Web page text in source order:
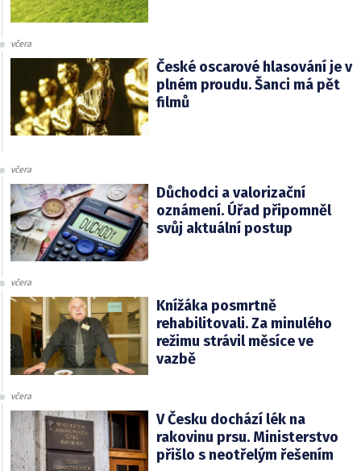
včera
České oscarové hlasování je v
plném proudu. Šanci má pět
filmů
včera
Důchodci a valorizační
oznámení. Úřad připomněl
svůj aktuální postup
včera
Knížáka posmrtně
rehabilitovali. Za minulého
režimu strávil měsíce ve
vazbě
včera
V Česku dochází lék na
rakovinu prsu. Ministerstvo
přišlo s neotřelým řešením